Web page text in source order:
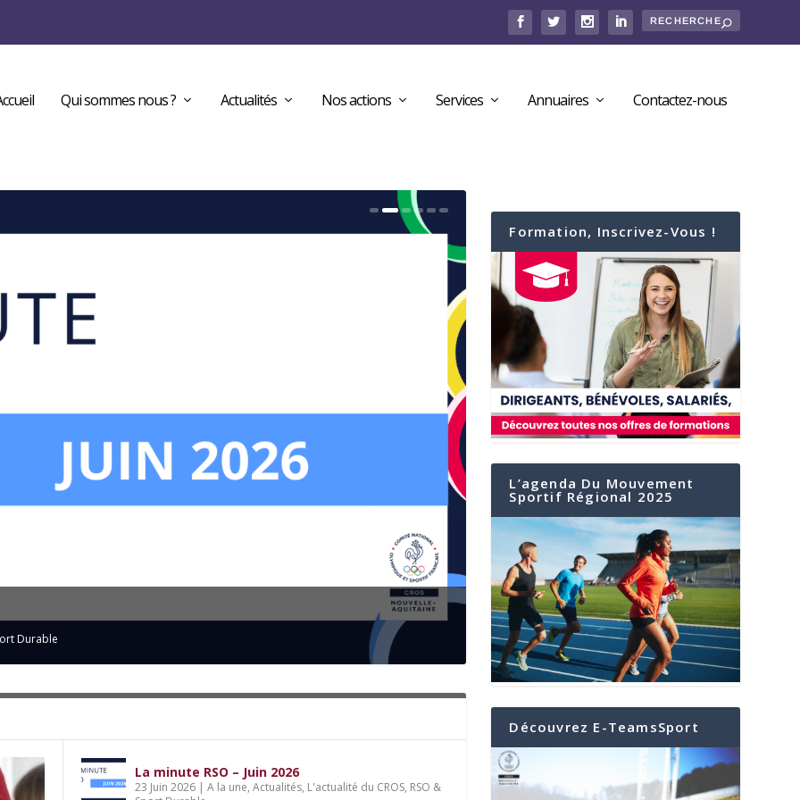
Qui sommes nous ? Actualités Nos actions Services Annuaires Contactez-nous
le CROS Nouvelle-Aquitaine lance son 1er
CROS,Sport et éducation citoyenne
Durable
La minute RSO – Juin 2026
23 Juin 2026| A la une, Actualités, L'actualité du CROS, RSO &
Formation, Inscrivez-Vous !
L’agenda Du Mouvement
Sportif Régional 2025
Découvrez E-TeamsSport